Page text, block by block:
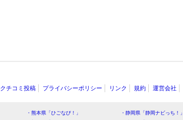
クチコミ投稿 プライバシーポリシー リンク 規約 運営会社
・熊本県「ひごなび！」 ・静岡県「静岡ナビっち！」